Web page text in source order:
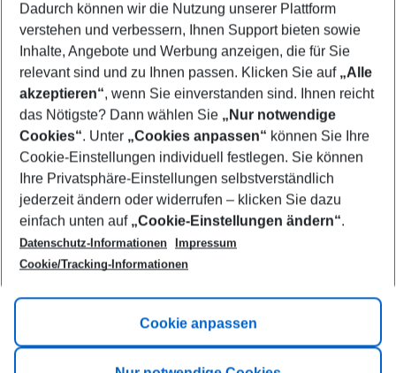
Who will travel
2 adults No children
Show more filter
Footer
Footer navigation
Title A
Link A
Dadurch können wir die Nutzung unserer Plattform
verstehen und verbessern, Ihnen Support bieten sowie
Inhalte, Angebote und Werbung anzeigen, die für Sie
relevant sind und zu Ihnen passen. Klicken Sie auf „Alle
akzeptieren“, wenn Sie einverstanden sind. Ihnen reicht
das Nötigste? Dann wählen Sie „Nur notwendige
Cookies“. Unter „Cookies anpassen“ können Sie Ihre
Cookie-Einstellungen individuell festlegen. Sie können
Ihre Privatsphäre-Einstellungen selbstverständlich
jederzeit ändern oder widerrufen – klicken Sie dazu
einfach unten auf „Cookie-Einstellungen ändern“.
Datenschutz-Informationen
Impressum
Cookie/Tracking-Informationen
Cookie anpassen